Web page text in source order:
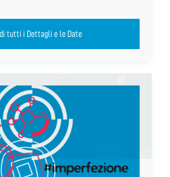
tutti i Dettagli e le Date